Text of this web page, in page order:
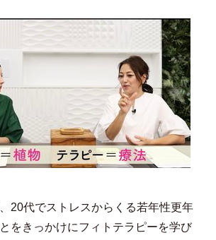
20代でストレスからくる若年性更年
をきっかけにフィトテラピーを学び